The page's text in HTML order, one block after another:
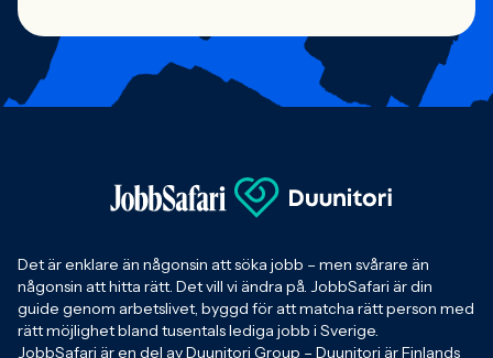
Det är enklare än någonsin att söka jobb – men svårare än
någonsin att hitta rätt. Det vill vi ändra på. JobbSafari är din
guide genom arbetslivet, byggd för att matcha rätt person med
rätt möjlighet bland tusentals lediga jobb i Sverige.
JobbSafari är en del av Duunitori Group – Duunitori är Finlands